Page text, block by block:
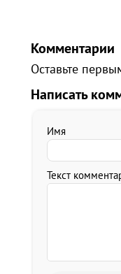
Комментарии
Оставьте
Написать
Имя
Текст